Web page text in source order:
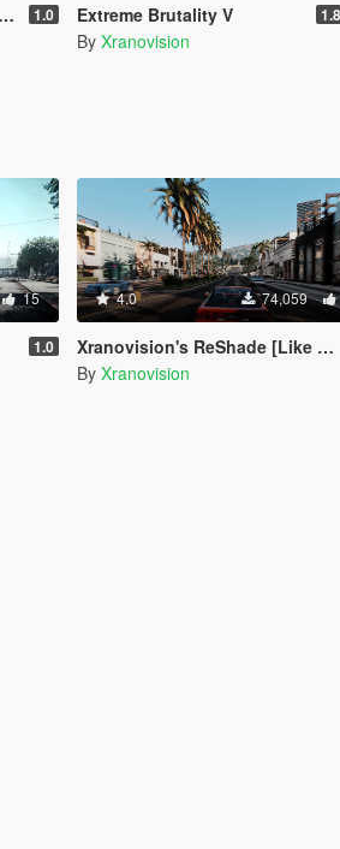
1.0 Extreme Brutality V
By Xranovision
15
1.0
4.0 74,059
Xranovision's ReShade [Like Redux]
By Xranovision